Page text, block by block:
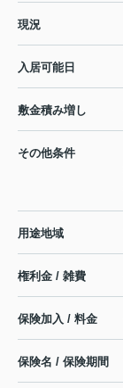
現況
入居可能日
敷金積み増し
その他条件
用途地域
権利金 / 雑費
保険加入 / 料金
保険名 / 保険期間